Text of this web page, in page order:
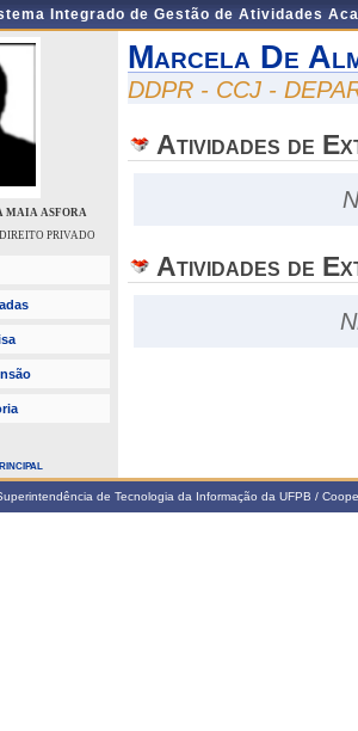
Integrado de Gestão de Atividades
MAIA ASFORA
PRIVADO
Marcela De
DDPR - CCJ -
Atividades de
Atividades de
de Tecnologia da Informação da UFPB /